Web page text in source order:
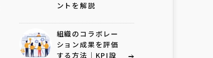
ントを解説
組織のコラボレー
ション成果を評価
する方法｜KPI設